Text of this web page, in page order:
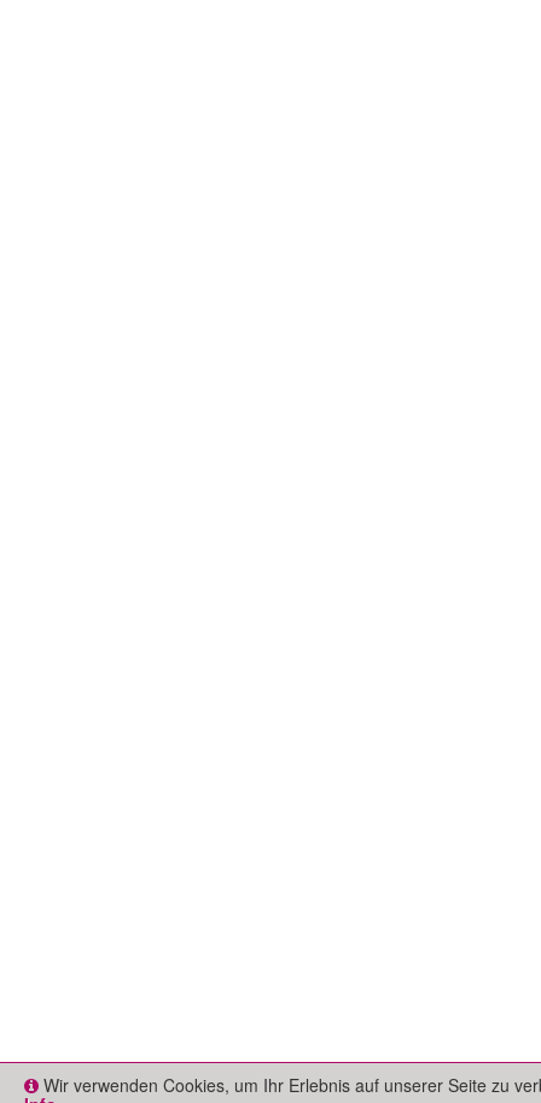
Wir verwenden Cookies, um Ihr Erlebnis auf unserer Seite zu